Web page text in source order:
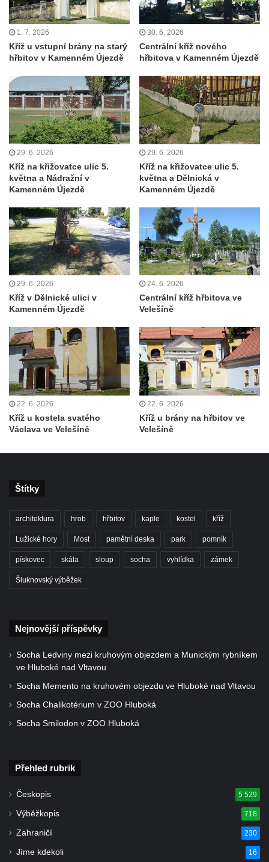
Mikulášovicích
Kříž na Kostelní stezce v Mikulášovicích
Maazův kříž na Kostelní stezce v
Mikulášovicích
Boží muka na Kostelní stezce v
Mikulášovicích
Franzeho kříž u domu čp. 356 v
Mikulášovicích
Hammerberský kříž na křižovatce mezi
domy čp. 739 a 758 v Mikulášovicích
Kříž Johannese Herlta poblíž domu čp. 428
Drascheho kříž na zahradě domu čp. 915 v
Mikulášovicích
Hillův kříž u domu čp. 436 v Mikulášovicích
Hampelův kříž západně od dolního nádraží
v Mikulášovicích
Kříž před kostelem svatých Petra a Pavla v
Centrální kříž na starém hřbitově ve
Vilémově
Centrální kříž na novém hřbitově ve
Vilémově
Kříž u kostela Nanebevzetí Panny Marie na
křížové cestě ve Vilémově
Kříž u koryta náhonu na Chřibské Kamenici
Kříž na Strážném vrchu v Rumburku
Kunraticích u Šluknova
Kříž na zahradě u domu ev. č. 11 v
Kunraticích u Šluknova
Kříž naproti domu čp. 34 v Kunraticích u
Šluknova
Kříž u polní cesty mezi Šluknovem a
Rychnově u Jablonce nad Nisou
Boží muka Anděl strážce v Kostelní ulici v
nad Nisou
1. 7. 2026
Kříž u vstupní brány na starý
hřbitov v Kamenném Újezdě
30. 6. 2026
Centrální kříž nového
hřbitova v Kamenném Újezdě
29. 6. 2026
Kříž na křižovatce ulic 5.
května a Nádražní v
Kamenném Újezdě
29. 6. 2026
Kříž na křižovatce ulic 5.
května a Dělnická v
Kamenném Újezdě
29. 6. 2026
Kříž v Dělnické ulici v
Kamenném Újezdě
24. 6. 2026
Centrální kříž hřbitova ve
Velešíně
22. 6. 2026
Kříž u kostela svatého
Václava ve Velešíně
22. 6. 2026
Kříž u brány na hřbitov ve
Velešíně
Štítky
architektura hrob hřbitov kaple kostel kříž
Lužické hory Most pamětní deska park pomník
pískovec skála sloup socha vyhlídka zámek
Šluknovský výběžek
Nejnovější příspěvky
Socha Ledviny mezi kruhovým objezdem a Munickým rybníkem
ve Hluboké nad Vltavou
Socha Memento na kruhovém objezdu ve Hluboké nad Vltavou
Socha Chalikotérium v ZOO Hluboká
Socha Smilodon v ZOO Hluboká
Přehled rubrik
Českopis 5 529
Výběžkopis 718
Zahraničí 230
Jíme kdekoli 16